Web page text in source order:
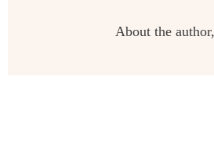
About the author,